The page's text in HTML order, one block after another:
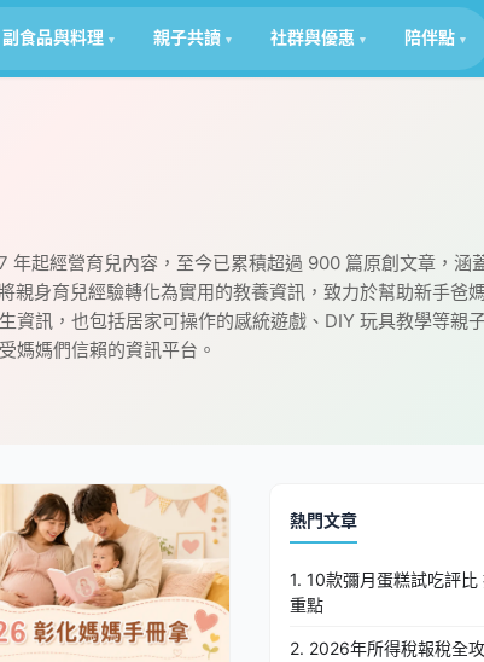
副食品與料理 親子共讀 社群與優惠 陪伴點
起經營育兒內容，至今已累積超過 900 篇原創文章，涵
身育兒經驗轉化為實用的教養資訊，致力於幫助新手爸
訊，也包括居家可操作的感統遊戲、DIY 玩具教學等親
媽媽們信賴的資訊平台。
熱門文章
1. 10款彌月蛋糕試吃評
重點
2. 2026年所得稅報稅全